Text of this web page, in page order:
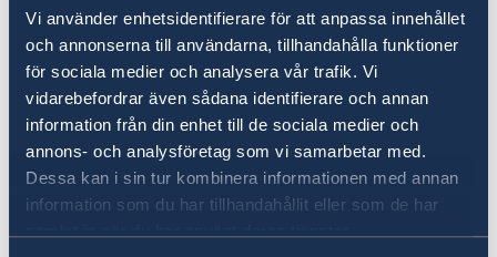
Vi använder enhetsidentifierare för att anpassa innehållet
och annonserna till användarna, tillhandahålla funktioner
för sociala medier och analysera vår trafik. Vi
vidarebefordrar även sådana identifierare och annan
information från din enhet till de sociala medier och
annons- och analysföretag som vi samarbetar med.
Dessa kan i sin tur kombinera informationen med annan
information som du har tillhandahållit eller som de har
pass kräver algeriska utresebestämmelser
innehav även av svenskt pass vid utresan från
Algeriet till Sverige. Tänk på att söka svenskt
pass hos polismyndighet i Sverige i god tid före
avresa.
Läs mer om medborgarskap